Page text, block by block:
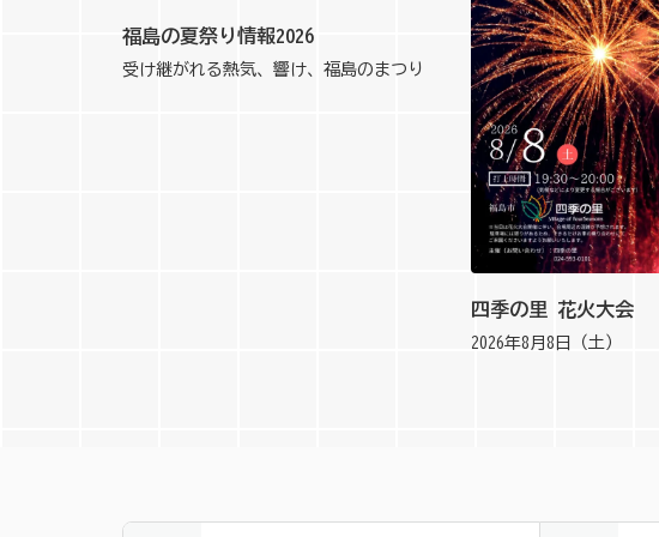
福島の夏祭り情報2026
受け継がれる熱気、響け、福島のまつり
四季の里 花火大会
2026年8月8日（土）